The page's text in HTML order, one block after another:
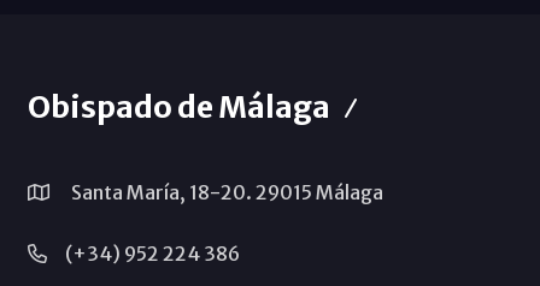
Obispado de Málaga
Santa María, 18-20. 29015 Málaga
(+34) 952 224 386